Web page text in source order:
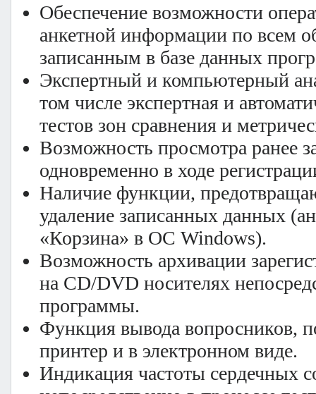
Обеспечение возможности
анкетной информации по всем
записанным в базе данных
Экспертный и компьютерный
том числе экспертная и
тестов зон сравнения и
Возможность просмотра ранее
одновременно в ходе
Наличие функции,
удаление записанных данных
«Корзина» в ОС Windows).
Возможность архивации
на CD/DVD носителях
программы.
Функция вывода вопросников,
принтер и в электронном виде.
Индикация частоты сердечных